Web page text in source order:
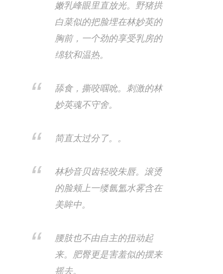
嫩乳峰眼里直放光。野猪拱
白菜似的把脸埋在林妙英的
胸前，一个劲的享受乳房的
绵软和温热。
舔食，撕咬啯吮。刺激的林
妙英魂不守舍。
简直太过分了。。
林秒音贝齿轻咬朱唇。滚烫
的脸颊上一缕氤氲水雾含在
美眸中。
腰肢也不由自主的扭动起
来。肥臀更是害羞似的摆来
摇去。